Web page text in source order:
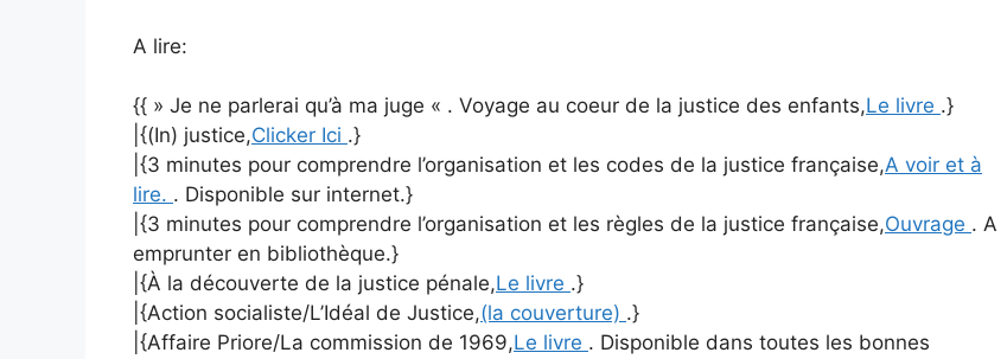
A lire:
{{ » Je ne parlerai qu’à ma juge « . Voyage au coeur de la justice des enfants,Le livre .}
|{(In) justice,Clicker Ici .}
|{3 minutes pour comprendre l’organisation et les codes de la justice française,A voir et à
lire. . Disponible sur internet.}
|{3 minutes pour comprendre l’organisation et les règles de la justice française,Ouvrage . A
emprunter en bibliothèque.}
|{À la découverte de la justice pénale,Le livre .}
|{Action socialiste/L’Idéal de Justice,(la couverture) .}
|{Affaire Priore/La commission de 1969,Le livre . Disponible dans toutes les bonnes